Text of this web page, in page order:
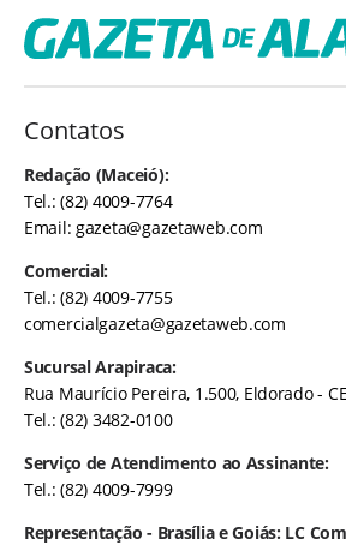
Contatos
Redação (Maceió):
Tel.: (82) 4009-7764
Email:gazeta@gazetaweb.com
Comercial:
Tel.: (82) 4009-7755
comercialgazeta@gazetaweb.com
Sucursal Arapiraca:
Rua Maurício Pereira, 1.500, Eldorado -
Tel.: (82) 3482-0100
Serviço de Atendimento ao Assinante:
Tel.: (82) 4009-7999
Representação - Brasília e Goiás: LC